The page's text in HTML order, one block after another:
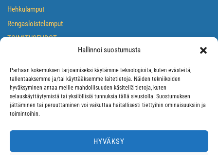
Hallinnoi suostumusta
Parhaan kokemuksen tarjoamiseksi käytämme teknologioita, kuten evästeitä,
tallentaaksemme ja/tai käyttääksemme laitetietoja. Näiden tekniikoiden
hyväksyminen antaa meille mahdollisuuden käsitellä tietoja, kuten
selauskäyttäytymistä tai yksilöllisiä tunnuksia tällä sivustolla. Suostumuksen
jättäminen tai peruuttaminen voi vaikuttaa haitallisesti tiettyihin ominaisuuksiin ja
toimintoihin.
HYVÄKSY
Hehkulamput
Rengasloistelamput
TOIMITUSEHDOT
EVÄSTEKÄYTÄNTÖ